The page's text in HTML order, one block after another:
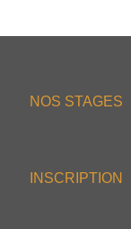
NOS STAGES
INSCRIPTION